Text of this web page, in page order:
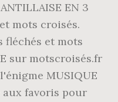
EN 3
mots croisés.
fléchés et mots
sur motscroisés.fr
MUSIQUE
aux favoris pour